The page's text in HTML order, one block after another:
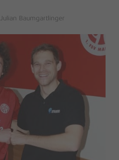
Julian Baumgartlinger